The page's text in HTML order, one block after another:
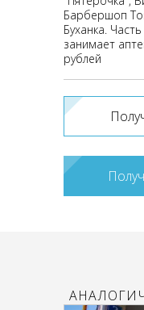
Барбершоп
Буханка.
занимает
рублей